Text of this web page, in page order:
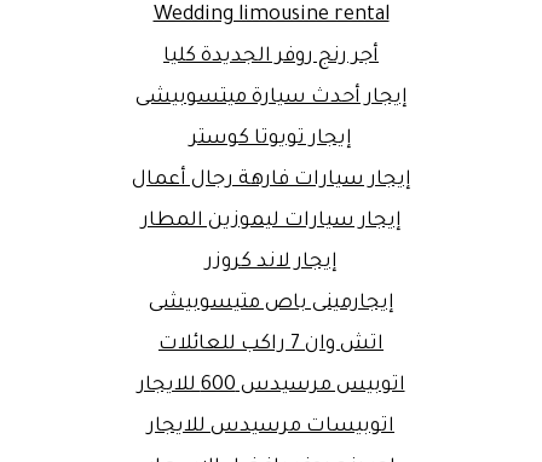
Wedding limousine rental
أجر رنج روفر الجديدة كليا
إيجار أحدث سيارة ميتسوبيشى
إيجار تويوتا كوستر
إيجار سيارات فارهة رجال أعمال
إيجار سيارات ليموزين المطار
إيجار لاند كروزر
إيجارمينى باص متيسوبيشى
اتش وان 7 راكب للعائلات
اتوبيس مرسيدس 600 للايجار
اتوبيسات مرسيدس للايجار